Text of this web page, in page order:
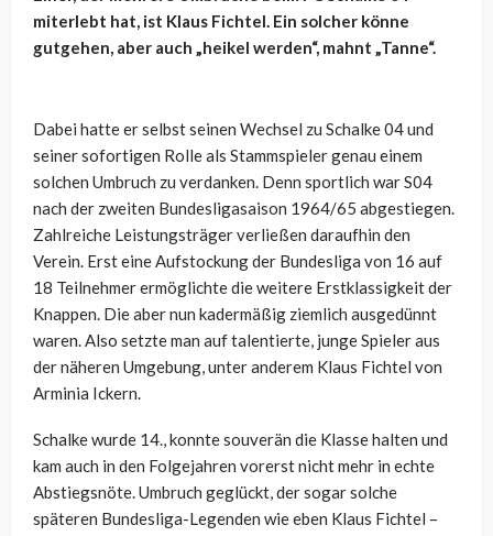
miterlebt hat, ist Klaus Fichtel. Ein solcher könne
gutgehen, aber auch „heikel werden“, mahnt „Tanne“.
Dabei hatte er selbst seinen Wechsel zu Schalke 04 und
seiner sofortigen Rolle als Stammspieler genau einem
solchen Umbruch zu verdanken. Denn sportlich war S04
nach der zweiten Bundesligasaison 1964/65 abgestiegen.
Zahlreiche Leistungsträger verließen daraufhin den
Verein. Erst eine Aufstockung der Bundesliga von 16 auf
18 Teilnehmer ermöglichte die weitere Erstklassigkeit der
Knappen. Die aber nun kadermäßig ziemlich ausgedünnt
waren. Also setzte man auf talentierte, junge Spieler aus
der näheren Umgebung, unter anderem Klaus Fichtel von
Arminia Ickern.
Schalke wurde 14., konnte souverän die Klasse halten und
kam auch in den Folgejahren vorerst nicht mehr in echte
Abstiegsnöte. Umbruch geglückt, der sogar solche
späteren Bundesliga-Legenden wie eben Klaus Fichtel –